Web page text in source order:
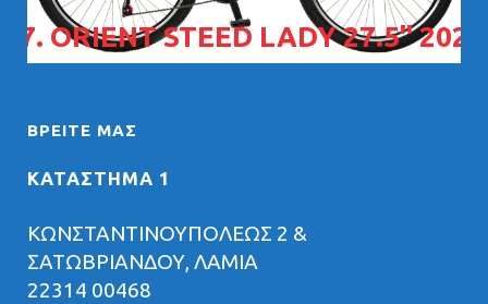
07. ORIENT STEED LADY 27.5" 2026
ΒΡΕΊΤΕ ΜΑΣ
ΚΑΤΑΣΤΗΜΑ 1
ΚΩΝΣΤΑΝΤΙΝΟΥΠΟΛΕΩΣ 2 &
ΣΑΤΩΒΡΙΑΝΔΟΥ, ΛΑΜΙΑ
22314 00468